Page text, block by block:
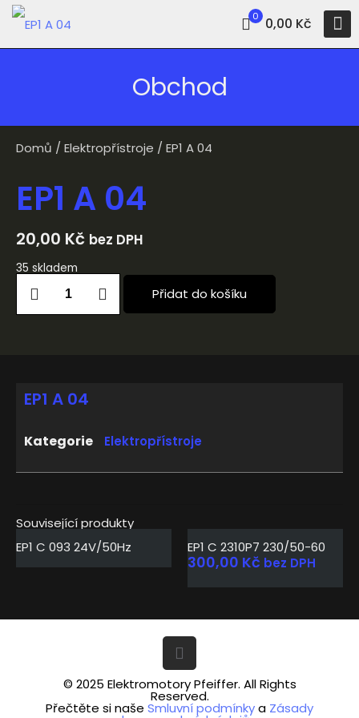
0 0,00 Kč
Obchod
Domů / Elektropřístroje / EP1 A 04
EP1 A 04
20,00 Kč bez DPH
35 skladem
Přidat do košíku
Související produkty
EP1 C 093 24V/50Hz
EP1 C 2310P7 230/50-60
300,00 Kč bez DPH
EP1 A 04
Kategorie Elektropřístroje
© 2025 Elektromotory Pfeiffer. All Rights
Reserved.
Přečtěte si naše Smluvní podmínkya Zásady